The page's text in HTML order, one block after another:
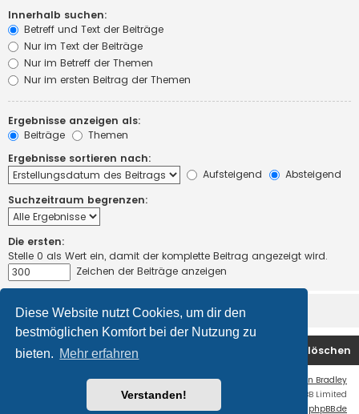
Diese Website nutzt Cookies, um dir den
bestmöglichen Komfort bei der Nutzung zu
bieten. Mehr erfahren
Verstanden!
Innerhalb suchen:
Betreff und Text der Beiträge
Nur im Text der Beiträge
Nur im Betreff der Themen
Nur im ersten Beitrag der Themen
Ergebnisse anzeigen als:
Beiträge
Themen
Ergebnisse sortieren nach:
Aufsteigend
Absteigend
Suchzeitraum begrenzen:
Die ersten:
Stelle 0 als Wert ein, damit der komplette Beitrag angezeigt wird.
Zeichen der Beiträge anzeigen
Startseite Foren-Übersicht Alle Cookies löschen
Ian Bradley
Powered byphpBB
® Forum Software © phpBB Limited
Deutsche Übersetzung durch phpBB.de